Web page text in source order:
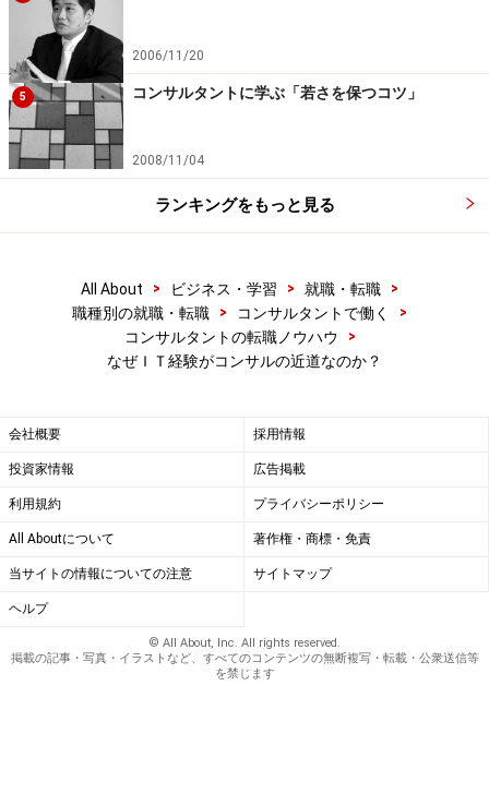
2006/11/20
5 コンサルタントに学ぶ「若さを保つコツ」
2008/11/04
ランキングをもっと見る
All About > ビジネス・学習 > 就職・転職
>
職種別の就職・転職
> コンサルタントで働く
>
コンサルタントの転職ノウハウ
>
なぜＩＴ経験がコンサルの近道なのか？
会社概要 採用情報
投資家情報 広告掲載
利用規約 プライバシーポリシー
All Aboutについて 著作権・商標・免責
当サイトの情報についての注意 サイトマップ
ヘルプ
© All About, Inc. All rights reserved.
掲載の記事・写真・イラストなど、すべてのコンテンツの無断複写・転載・公衆送信等
を禁じます